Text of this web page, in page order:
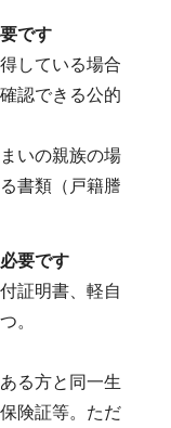
です
している場合
認できる公的
いの親族の場
書類（戸籍謄
要です
証明書、軽自
。
る方と同一生
険証等。ただ